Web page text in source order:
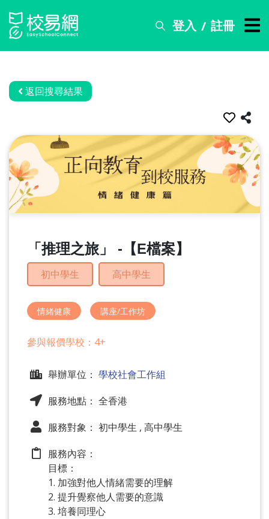
登入 / 註冊
搜
務
資
訊
關
於
我
返回搜尋結果
「推理之旅」 -【E檔案】
初中學生 高中學生
情緒健康 講座/工作坊
參與報價學校：4+
舉辦單位： 學校社會工作組
服務地點： 全香港
服務對象： 初中學生 , 高中學生
服務內容：
目標：
1. 加強對他人情緒需要的理解
2. 提升覺察他人需要的意識
3. 培養同理心